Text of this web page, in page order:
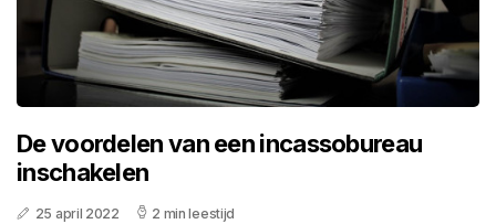
De voordelen van een incassobureau
inschakelen
25 april 2022 2 min leestijd